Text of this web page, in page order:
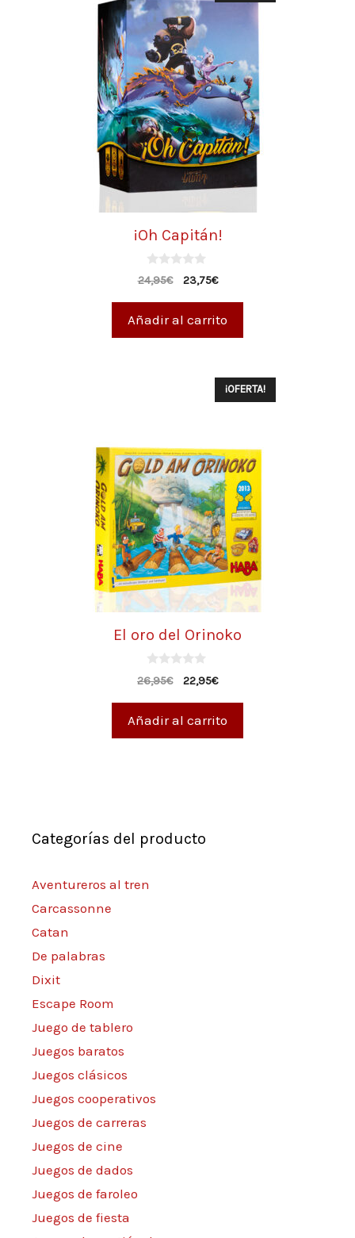
¡Oh Capitán!
0
d
24,95€ 23,75€
Añadir al carrito
¡OFERTA!
El oro del Orinoko
0
d
26,95€ 22,95€
Añadir al carrito
Categorías del producto
Aventureros al tren
Carcassonne
Catan
De palabras
Dixit
Escape Room
Juego de tablero
Juegos baratos
Juegos clásicos
Juegos cooperativos
Juegos de carreras
Juegos de cine
Juegos de dados
Juegos de faroleo
Juegos de fiesta